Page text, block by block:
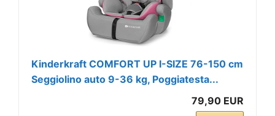
Kinderkraft COMFORT UP I-SIZE 76-150 cm
Seggiolino auto 9-36 kg, Poggiatesta...
79,90 EUR